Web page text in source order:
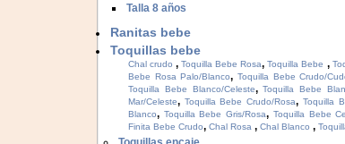
Talla 8 años
Ranitas bebe
Toquillas bebe
Chal crudo,Toquilla Bebe Rosa,Toquilla Bebe ,
Bebe Rosa Palo/Blanco, Toquilla Bebe Crudo/
Toquilla Bebe Blanco/Celeste,Toquilla Bebe
Mar/Celeste, Toquilla Bebe Crudo/Rosa, Toquilla
Blanco, Toquilla Bebe Gris/Rosa, Toquilla Bebe
Finita Bebe Crudo, Chal Rosa , Chal Blanco ,